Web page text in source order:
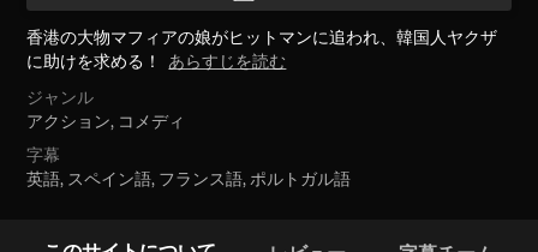
香港の大物マフィアの娘がヒットマンに追われ、韓国人ヤクザ
に助けを求める！
あらすじを読む
ジャンル
アクション, コメディ
字幕
英語, スペイン語, フランス語, ポルトガル語